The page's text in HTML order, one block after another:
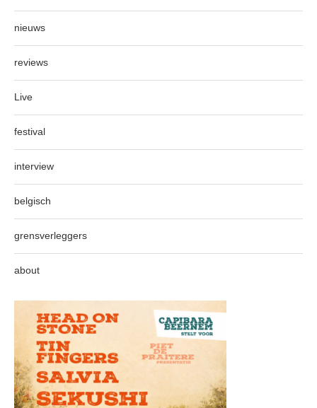
nieuws
reviews
Live
festival
interview
belgisch
grensverleggers
about